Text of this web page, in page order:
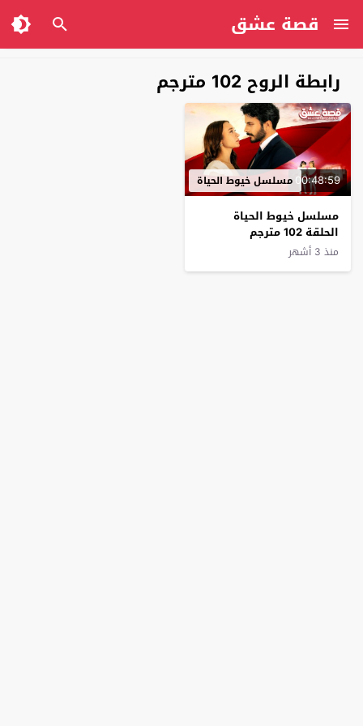
قصة عشق
رابطة الروح 102 مترجم
00:48:59مسلسل خيوط الحياة
مسلسل خيوط الحياة
الحلقة 102 مترجم
منذ 3 أشهر